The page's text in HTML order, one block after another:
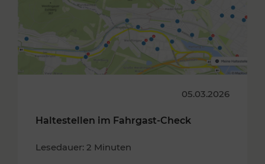
05.03.2026
Haltestellen im Fahrgast-Check
Lesedauer: 2 Minuten